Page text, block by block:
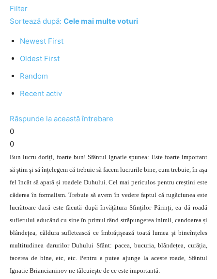
Filter
Sortează după: Cele mai multe voturi
Newest First
Oldest First
Random
Recent activ
Răspunde la această întrebare
0
0
Bun lucru doriți, foarte bun! Sfântul Ignatie spunea: Este foarte important
să știm și să înțelegem că trebuie să facem lucrurile bine, cum trebuie, în așa
fel încât să apară și roadele Duhului. Cel mai periculos pentru creștini este
căderea în formalism. Trebuie să avem în vedere faptul că rugăciunea este
lucrătoare dacă este făcută după învățătura Sfinților Părinți, ea dă roadă
sufletului aducând cu sine în primul rând străpungerea inimii, candoarea și
blândețea, căldura sufletească ce îmbrățișează toată lumea și bineînțeles
multitudinea darurilor Duhului Sfânt: pacea, bucuria, blândețea, curăția,
facerea de bine, etc, etc. Pentru a putea ajunge la aceste roade, Sfântul
Ignatie Briancianinov ne tâlcuiește de ce este importantă: